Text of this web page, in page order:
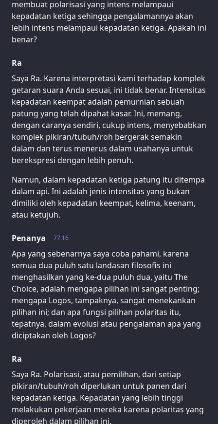
membuat polarisasi yang intens melampaui
kepadatan ketiga sehingga pengalamannya akan
lebih intens melampaui kepadatan ketiga. Apakah ini
benar?
Ra
Saya Ra. Karena interpretasi kami terhadap komplek
getaran suara Anda sesuai, ini tidak benar. Intensitas
kepadatan keempat adalah pemurnian sebuah
patung yang telah dipahat kasar. Ini, memang,
dengan caranya sendiri, cukup intens, menyebabkan
komplek pikiran/tubuh/roh bergerak semakin
dalam dan terus menerus dalam usahanya untuk
berekspresi dengan lebih penuh.
Namun, dalam kepadatan ketiga patung itu ditempa
dalam api. Ini adalah jenis intensitas yang bukan
dimiliki oleh kepadatan keempat, kelima, keenam,
atau ketujuh.
77.16
Penanya
Apa yang sebenarnya saya coba pahami, karena
semua dua puluh satu landasan filosofis ini
menghasilkan yang ke-dua puluh dua, yaitu The
Choice, adalah mengapa pilihan ini sangat penting;
mengapa Logos, tampaknya, sangat menekankan
pilihan ini; dan apa fungsi pilihan polaritas itu,
tepatnya, dalam evolusi atau pengalaman apa yang
diciptakan oleh Logos?
Ra
Saya Ra. Polarisasi, atau pemilihan, dari setiap
pikiran/tubuh/roh diperlukan untuk panen dari
kepadatan ketiga. Kepadatan yang lebih tinggi
melakukan pekerjaan mereka karena polaritas yang
diperoleh dalam pilihan ini.